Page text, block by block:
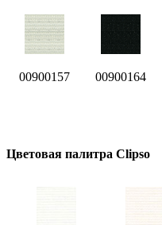
00900157 00900164
Цветовая палитра Clipso